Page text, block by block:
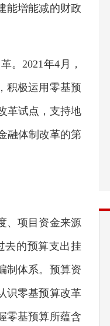
能增能减的财政
。2021年4月，
积极运用零基预
革试点，支持地
融体制改革的第
、项目资金来源
去的预算支出挂
制体系。预算资
识零基预算改革
零基预算所蕴含